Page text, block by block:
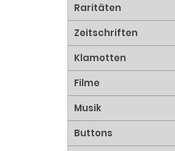
Raritäten
Zeitschriften
Klamotten
Filme
Musik
Buttons